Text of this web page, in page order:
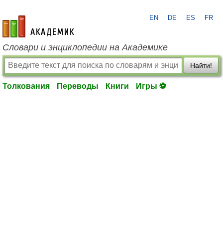
academic.ru
EN DE ES FR
Словари и энциклопедии на Академике
Найти!
Толкования Переводы Книги Игры ⚽